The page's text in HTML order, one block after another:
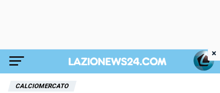
CALCIOMERCATO
×